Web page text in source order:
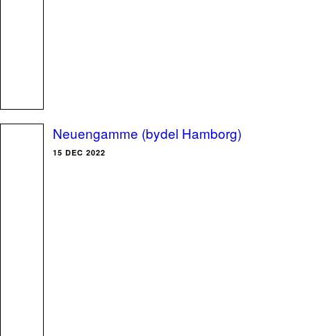
Neuengamme (bydel Hamborg)
15 DEC 2022